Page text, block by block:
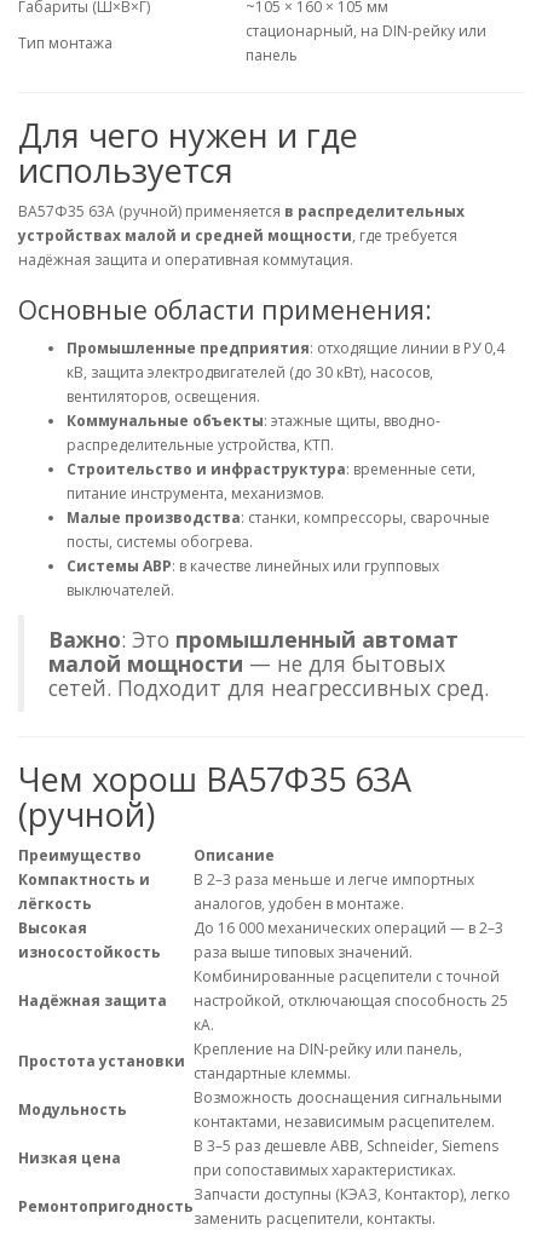
Габариты (Ш×В×Г)
~105 × 160 × 105 мм
Тип монтажа
стационарный, на DIN-рейку или
панель
Для чего нужен и где
используется
ВА57Ф35 63А (ручной) применяется в распределительных
устройствах малой и средней мощности, где требуется
надёжная защита и оперативная коммутация.
Основные области применения:
Промышленные предприятия: отходящие линии в РУ 0,4
кВ, защита электродвигателей (до 30 кВт), насосов,
вентиляторов, освещения.
Коммунальные объекты: этажные щиты, вводно-
распределительные устройства, КТП.
Строительство и инфраструктура: временные сети,
питание инструмента, механизмов.
Малые производства: станки, компрессоры, сварочные
посты, системы обогрева.
Системы АВР: в качестве линейных или групповых
выключателей.
Важно: Это промышленный автомат
малой мощности — не для бытовых
сетей. Подходит для неагрессивных сред.
Чем хорош ВА57Ф35 63А
(ручной)
Преимущество
Описание
Компактность и
лёгкость
В 2–3 раза меньше и легче импортных
аналогов, удобен в монтаже.
Высокая
износостойкость
До 16 000 механических операций — в 2–3
раза выше типовых значений.
Надёжная защита
Комбинированные расцепители с точной
настройкой, отключающая способность 25
кА.
Простота установки
Крепление на DIN-рейку или панель,
стандартные клеммы.
Модульность
Возможность дооснащения сигнальными
контактами, независимым расцепителем.
Низкая цена
В 3–5 раз дешевле ABB, Schneider, Siemens
при сопоставимых характеристиках.
Ремонтопригодность
Запчасти доступны (КЭАЗ, Контактор), легко
заменить расцепители, контакты.